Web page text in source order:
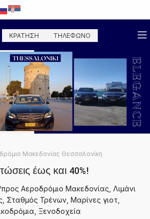
ΚΡΑΤΗΣΗ ΤΗΛΕΦΩΝΟ
Μακεδονίας Θεσσαλονίκη
έως και 40%!
Αεροδρόμιο Μακεδονίας, Λιμάνι
Σταθμός Τρένων, Μαρίνες γιοτ,
Ξενοδοχεία